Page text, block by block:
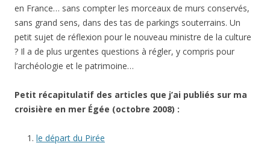
en France… sans compter les morceaux de murs conservés,
sans grand sens, dans des tas de parkings souterrains. Un
petit sujet de réflexion pour le nouveau ministre de la culture
? Il a de plus urgentes questions à régler, y compris pour
l’archéologie et le patrimoine…
Petit récapitulatif des articles que j’ai publiés sur ma
croisière en mer Égée (octobre 2008) :
le départ du Pirée